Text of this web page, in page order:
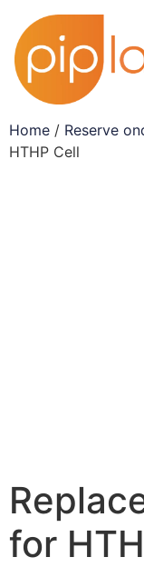
Home / Reserve
HTHP Cell
for